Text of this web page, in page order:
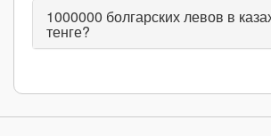
1000000 болгарских левов в
тенге?